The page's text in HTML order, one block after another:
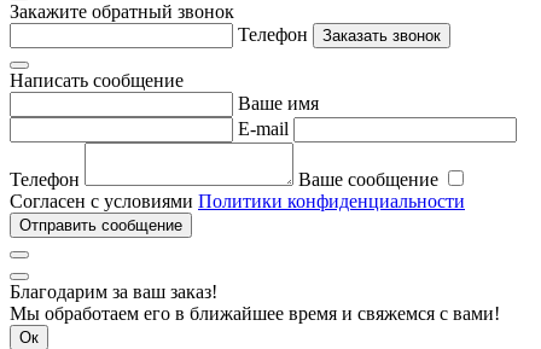
Закажите обратный звонок
Телефон
Заказать звонок
Написать сообщение
Ваше имя
E-mail
Телефон
Ваше сообщение
Согласен с условиями Политики конфиденциальности
Отправить сообщение
Благодарим за ваш заказ!
Мы обработаем его в ближайшее время и свяжемся с вами!
Ок